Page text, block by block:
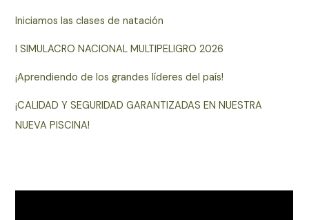
Iniciamos las clases de natación
I SIMULACRO NACIONAL MULTIPELIGRO 2026
¡Aprendiendo de los grandes líderes del país!
¡CALIDAD Y SEGURIDAD GARANTIZADAS EN NUESTRA
NUEVA PISCINA!